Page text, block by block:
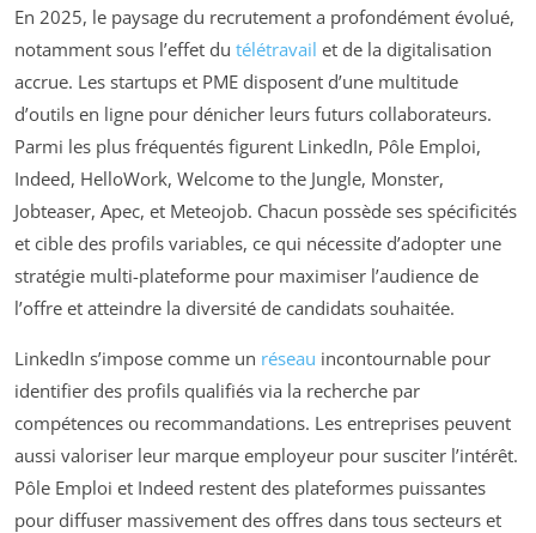
En 2025, le paysage du recrutement a profondément évolué,
notamment sous l’effet du télétravail et de la digitalisation
accrue. Les startups et PME disposent d’une multitude
d’outils en ligne pour dénicher leurs futurs collaborateurs.
Parmi les plus fréquentés figurent LinkedIn, Pôle Emploi,
Indeed, HelloWork, Welcome to the Jungle, Monster,
Jobteaser, Apec, et Meteojob. Chacun possède ses spécificités
et cible des profils variables, ce qui nécessite d’adopter une
stratégie multi-plateforme pour maximiser l’audience de
l’offre et atteindre la diversité de candidats souhaitée.
LinkedIn s’impose comme un réseau incontournable pour
identifier des profils qualifiés via la recherche par
compétences ou recommandations. Les entreprises peuvent
aussi valoriser leur marque employeur pour susciter l’intérêt.
Pôle Emploi et Indeed restent des plateformes puissantes
pour diffuser massivement des offres dans tous secteurs et